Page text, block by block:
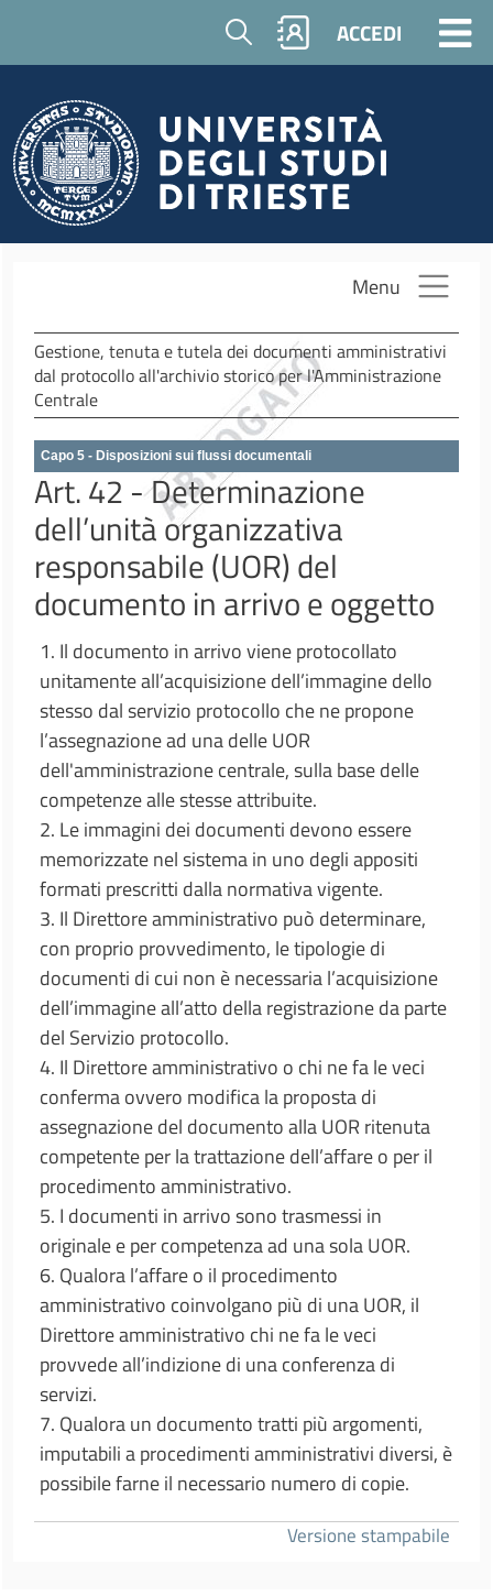
Salta al contenuto principale
Cerca ACCEDI
Menu
Gestione, tenuta e tutela dei documenti amministrativi
dal protocollo all'archivio storico per l'Amministrazione
Centrale
Capo 5 - Disposizioni sui flussi documentali
Art. 42 - Determinazione
dell’unità organizzativa
responsabile (UOR) del
documento in arrivo e oggetto
1. Il documento in arrivo viene protocollato
unitamente all’acquisizione dell’immagine dello
stesso dal servizio protocollo che ne propone
l’assegnazione ad una delle UOR
dell'amministrazione centrale, sulla base delle
competenze alle stesse attribuite.
2. Le immagini dei documenti devono essere
memorizzate nel sistema in uno degli appositi
formati prescritti dalla normativa vigente.
3. Il Direttore amministrativo può determinare,
con proprio provvedimento, le tipologie di
documenti di cui non è necessaria l’acquisizione
dell’immagine all’atto della registrazione da parte
del Servizio protocollo.
4. Il Direttore amministrativo o chi ne fa le veci
conferma ovvero modifica la proposta di
assegnazione del documento alla UOR ritenuta
competente per la trattazione dell’affare o per il
procedimento amministrativo.
5. I documenti in arrivo sono trasmessi in
originale e per competenza ad una sola UOR.
6. Qualora l’affare o il procedimento
amministrativo coinvolgano più di una UOR, il
Direttore amministrativo chi ne fa le veci
provvede all’indizione di una conferenza di
servizi.
7. Qualora un documento tratti più argomenti,
imputabili a procedimenti amministrativi diversi, è
possibile farne il necessario numero di copie.
Versione stampabile